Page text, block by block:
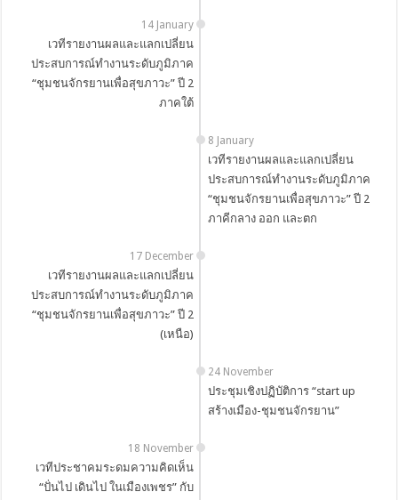
14 January
เวทีรายงานผลและแลกเปลี่ยน
ประสบการณ์ทำงานระดับภูมิภาค
“ชุมชนจักรยานเพื่อสุขภาวะ” ปี 2
ภาคใต้
8 January
เวทีรายงานผลและแลกเปลี่ยน
ประสบการณ์ทำงานระดับภูมิภาค
“ชุมชนจักรยานเพื่อสุขภาวะ” ปี 2
ภาคีกลาง ออก และตก
17 December
เวทีรายงานผลและแลกเปลี่ยน
ประสบการณ์ทำงานระดับภูมิภาค
“ชุมชนจักรยานเพื่อสุขภาวะ” ปี 2
(เหนือ)
24 November
ประชุมเชิงปฏิบัติการ “start up
สร้างเมือง-ชุมชนจักรยาน”
18 November
เวทีประชาคมระดมความคิดเห็น
“ปั่นไป เดินไป ในเมืองเพชร” กับ